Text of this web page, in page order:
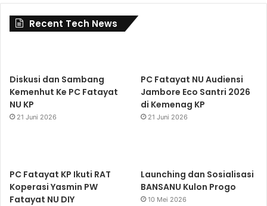
Recent Tech News
Diskusi dan Sambang
Kemenhut Ke PC Fatayat
NU KP
21 Juni 2026
PC Fatayat NU Audiensi
Jambore Eco Santri 2026
di Kemenag KP
21 Juni 2026
PC Fatayat KP Ikuti RAT
Koperasi Yasmin PW
Fatayat NU DIY
Launching dan Sosialisasi
BANSANU Kulon Progo
10 Mei 2026